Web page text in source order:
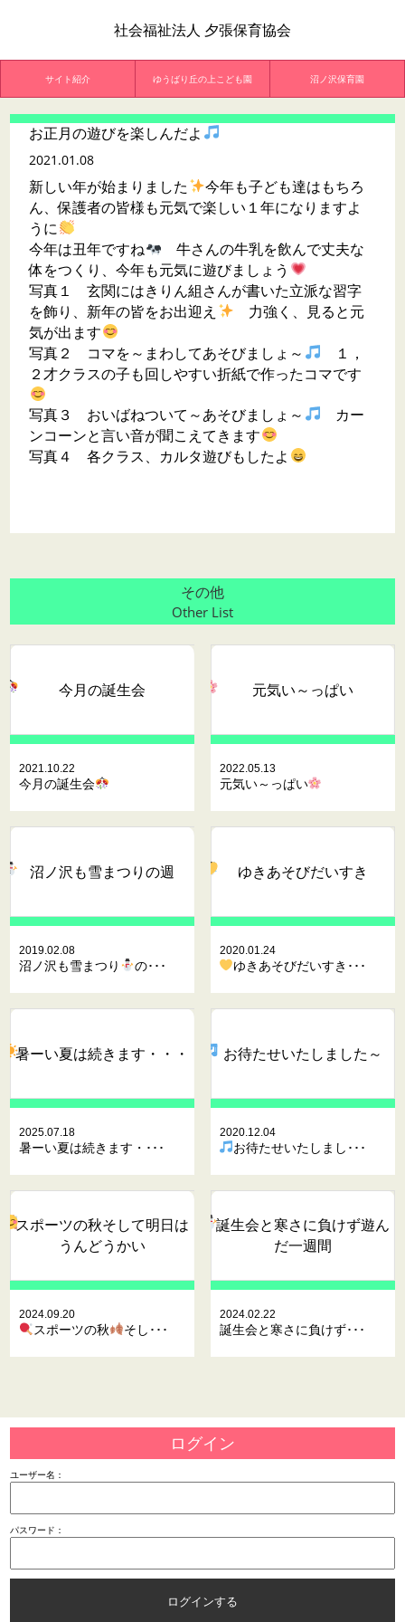
社会福祉法人 夕張保育協会
サイト紹介 ゆうばり丘の上こども園 沼ノ沢保育園
お正月の遊びを楽しんだよ
2021.01.08
新しい年が始まりました
今年も子ども達はもちろ
ん、保護者の皆様も元気で楽しい１年になりますよ
うに
今年は丑年ですね
牛さんの牛乳を飲んで丈夫な
体をつくり、今年も元気に遊びましょう
写真１ 玄関にはきりん組さんが書いた立派な習字
を飾り、新年の皆をお出迎え
力強く、見ると元
気が出ます
写真２ コマを～まわしてあそびましょ～
１，
２才クラスの子も回しやすい折紙で作ったコマです
写真３ おいばねついて～あそびましょ～
カー
ンコーンと言い音が聞こえてきます
写真４ 各クラス、カルタ遊びもしたよ
その他
Other List
今月の誕生会
2021.10.22
今月の誕生会
元気い～っぱい
2022.05.13
元気い～っぱい
沼ノ沢も雪まつりの週
2019.02.08
沼ノ沢も雪まつり の･･･
ゆきあそびだいすき
2020.01.24
ゆきあそびだいすき･･･
暑ーい夏は続きます・・・
2025.07.18
暑ーい夏は続きます・･･･
お待たせいたしました～
2020.12.04
お待たせいたしまし･･･
スポーツの秋そして明日は
うんどうかい
2024.09.20
スポーツの秋 そし･･･
誕生会と寒さに負けず遊ん
だ一週間
2024.02.22
誕生会と寒さに負けず･･･
ログイン
ユーザー名：
パスワード：